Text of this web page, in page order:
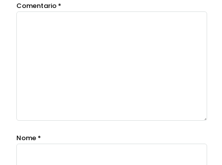
Comentario *
Nome *